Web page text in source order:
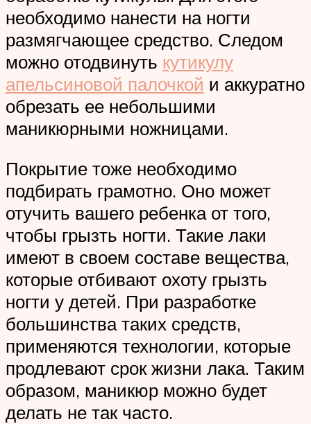
необходимо нанести на ногти
размягчающее средство. Следом
можно отодвинуть кутикулу
апельсиновой палочкой и аккуратно
обрезать ее небольшими
маникюрными ножницами.
Покрытие тоже необходимо
подбирать грамотно. Оно может
отучить вашего ребенка от того,
чтобы грызть ногти. Такие лаки
имеют в своем составе вещества,
которые отбивают охоту грызть
ногти у детей. При разработке
большинства таких средств,
применяются технологии, которые
продлевают срок жизни лака. Таким
образом, маникюр можно будет
делать не так часто.